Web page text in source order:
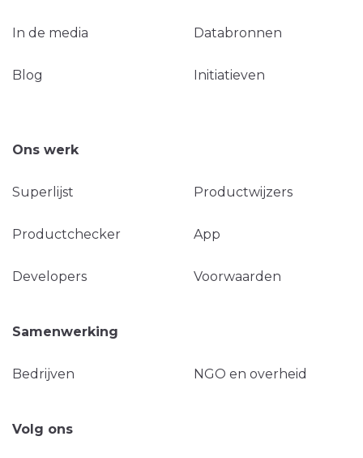
In de media Databronnen
Blog Initiatieven
Ons werk
Superlijst Productwijzers
Productchecker App
Developers Voorwaarden
Samenwerking
Bedrijven NGO en overheid
Volg ons